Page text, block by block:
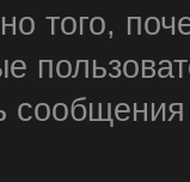
того,